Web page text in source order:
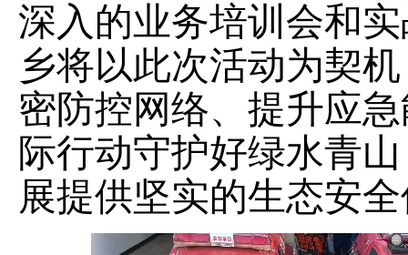
深入的业务培训会和
乡将以此次活动为契
密防控网络、提升应
际行动守护好绿水青
展提供坚实的生态安